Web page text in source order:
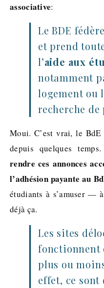
associative:
Le BDE
et prend
l’aide aux
notamment
logement ou
recherche
Moui. C’est vrai, le
depuis quelques
rendre ces annonces
l’adhésion payante au
étudiants à s’amuser —
déjà ça.
Les sites
fonctionnent
plus ou
effet, ce sont